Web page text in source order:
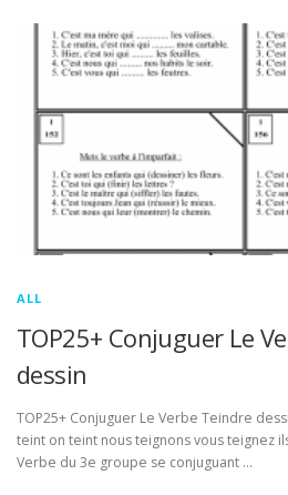
ALL
TOP25+ Conjuguer Le
dessin
TOP25+ Conjuguer Le Verbe Teindre
teint on teint nous teignons vous teignez
Verbe du 3e groupe se conjuguant …